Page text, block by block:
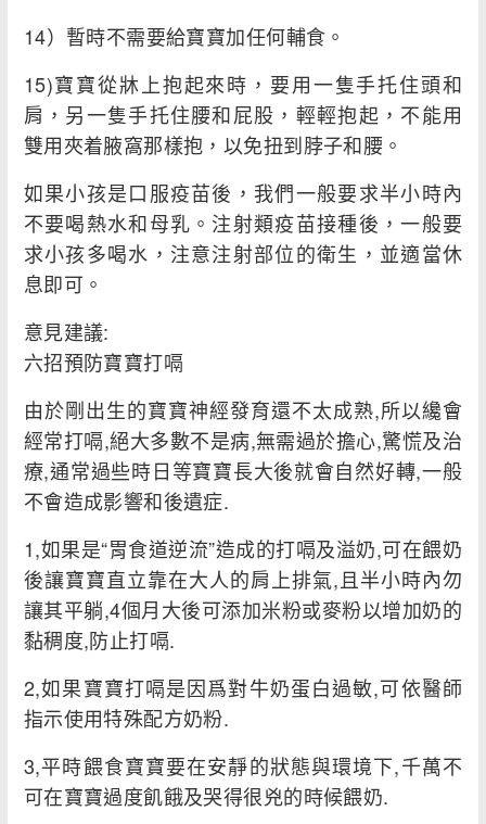
14）暫時不需要給寶寶加任何輔食。
15)寶寶從牀上抱起來時，要用一隻手托住頭和
肩，另一隻手托住腰和屁股，輕輕抱起，不能用
雙用夾着腋窩那樣抱，以免扭到脖子和腰。
如果小孩是口服疫苗後，我們一般要求半小時內
不要喝熱水和母乳。注射類疫苗接種後，一般要
求小孩多喝水，注意注射部位的衛生，並適當休
息即可。
意見建議:
六招預防寶寶打嗝
由於剛出生的寶寶神經發育還不太成熟,所以纔會
經常打嗝,絕大多數不是病,無需過於擔心,驚慌及治
療,通常過些時日等寶寶長大後就會自然好轉,一般
不會造成影響和後遺症.
1,如果是“胃食道逆流”造成的打嗝及溢奶,可在餵奶
後讓寶寶直立靠在大人的肩上排氣,且半小時內勿
讓其平躺,4個月大後可添加米粉或麥粉以增加奶的
黏稠度,防止打嗝.
2,如果寶寶打嗝是因爲對牛奶蛋白過敏,可依醫師
指示使用特殊配方奶粉.
3,平時餵食寶寶要在安靜的狀態與環境下,千萬不
可在寶寶過度飢餓及哭得很兇的時候餵奶.